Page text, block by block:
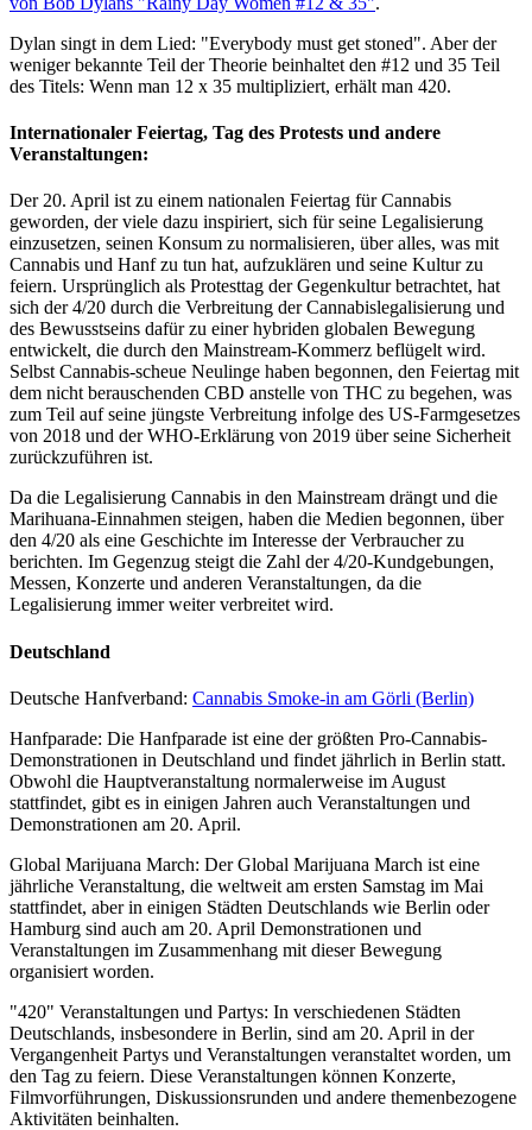
Dylan singt in dem Lied: "Everybody must get stoned". Aber der
weniger bekannte Teil der Theorie beinhaltet den #12 und 35 Teil
des Titels: Wenn man 12 x 35 multipliziert, erhält man 420.
Internationaler Feiertag, Tag des Protests und andere
Veranstaltungen:
Der 20. April ist zu einem nationalen Feiertag für Cannabis
geworden, der viele dazu inspiriert, sich für seine Legalisierung
einzusetzen, seinen Konsum zu normalisieren, über alles, was mit
Cannabis und Hanf zu tun hat, aufzuklären und seine Kultur zu
feiern. Ursprünglich als Protesttag der Gegenkultur betrachtet, hat
sich der 4/20 durch die Verbreitung der Cannabislegalisierung und
des Bewusstseins dafür zu einer hybriden globalen Bewegung
entwickelt, die durch den Mainstream-Kommerz beflügelt wird.
Selbst Cannabis-scheue Neulinge haben begonnen, den Feiertag mit
dem nicht berauschenden CBD anstelle von THC zu begehen, was
zum Teil auf seine jüngste Verbreitung infolge des US-Farmgesetzes
von 2018 und der WHO-Erklärung von 2019 über seine Sicherheit
zurückzuführen ist.
Da die Legalisierung Cannabis in den Mainstream drängt und die
Marihuana-Einnahmen steigen, haben die Medien begonnen, über
den 4/20 als eine Geschichte im Interesse der Verbraucher zu
berichten. Im Gegenzug steigt die Zahl der 4/20-Kundgebungen,
Messen, Konzerte und anderen Veranstaltungen, da die
Legalisierung immer weiter verbreitet wird.
Deutschland
Deutsche Hanfverband: Cannabis Smoke-in am Görli (Berlin)
Hanfparade: Die Hanfparade ist eine der größten Pro-Cannabis-
Demonstrationen in Deutschland und findet jährlich in Berlin statt.
Obwohl die Hauptveranstaltung normalerweise im August
stattfindet, gibt es in einigen Jahren auch Veranstaltungen und
Demonstrationen am 20. April.
Global Marijuana March: Der Global Marijuana March ist eine
jährliche Veranstaltung, die weltweit am ersten Samstag im Mai
stattfindet, aber in einigen Städten Deutschlands wie Berlin oder
Hamburg sind auch am 20. April Demonstrationen und
Veranstaltungen im Zusammenhang mit dieser Bewegung
organisiert worden.
"420" Veranstaltungen und Partys: In verschiedenen Städten
Deutschlands, insbesondere in Berlin, sind am 20. April in der
Vergangenheit Partys und Veranstaltungen veranstaltet worden, um
den Tag zu feiern. Diese Veranstaltungen können Konzerte,
Filmvorführungen, Diskussionsrunden und andere themenbezogene
Aktivitäten beinhalten.